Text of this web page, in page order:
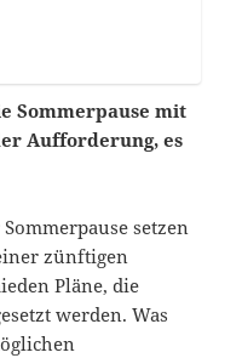
Sommerpause mit
Aufforderung, es
setzen
zünftigen
Pläne, die
werden. Was